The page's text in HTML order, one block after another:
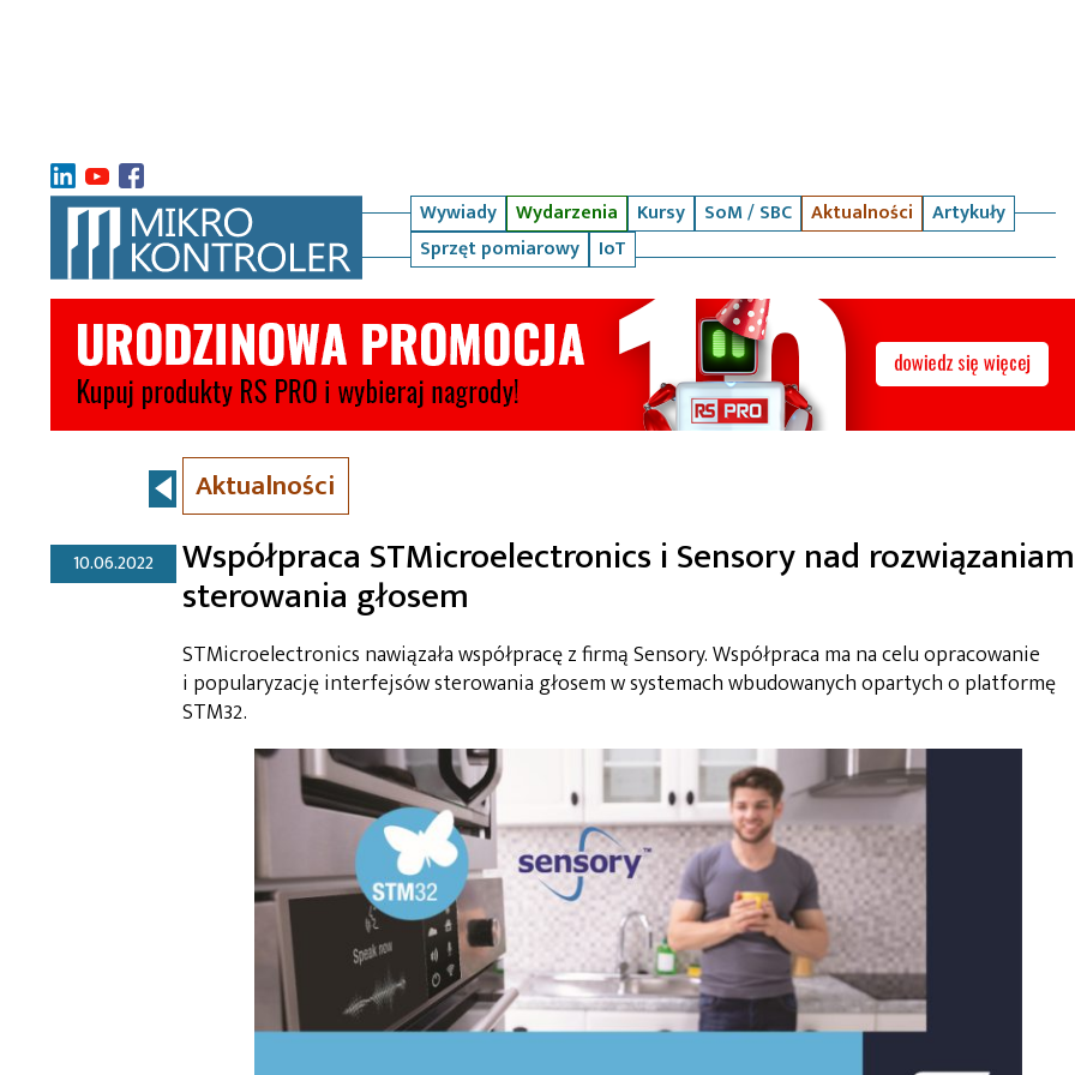
Wywiady Wydarzenia Kursy SoM / SBC Aktualności
Artykuły
Sprzęt pomiarowy
IoT
Aktualności
10.06.2022 Współpraca STMicroelectronics i Sensory nad
sterowania głosem
STMicroelectronics nawiązała współpracę z firmą Sensory. Współpraca ma na celu opracowanie
i popularyzację interfejsów sterowania głosem w systemach wbudowanych opartych o platformę
STM32.